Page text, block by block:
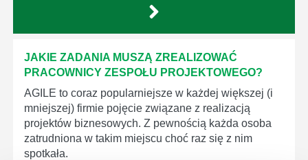
JAKIE ZADANIA MUSZĄ ZREALIZOWAĆ
PRACOWNICY ZESPOŁU PROJEKTOWEGO?
AGILE to coraz popularniejsze w każdej większej (i
mniejszej) firmie pojęcie związane z realizacją
projektów biznesowych. Z pewnością każda osoba
zatrudniona w takim miejscu choć raz się z nim
spotkała.